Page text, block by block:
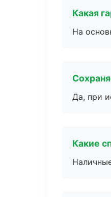
Какая
На
Да, при
Какие